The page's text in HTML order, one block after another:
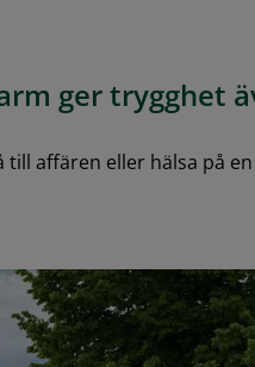
ger trygghet
affären eller hälsa på